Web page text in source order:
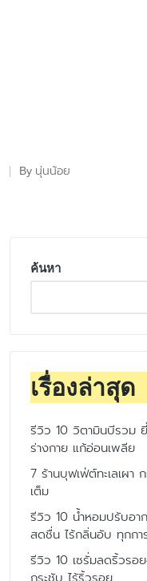
Posted
By นุ่นน้อย
ค้นหา
เรื่องล่าสุด
รีวิว 10 วิตามินบีรวม
ร่างกาย แก้อ่อนเพลีย
7 ร้านบุฟเฟ่ต์ทะเลเผ
เต็ม
รีวิว 10 น้ำหอมปรับอา
สดชื่น ไร้กลิ่นอับ ทุกกา
รีวิว 10 เซรั่มลดริ้วร